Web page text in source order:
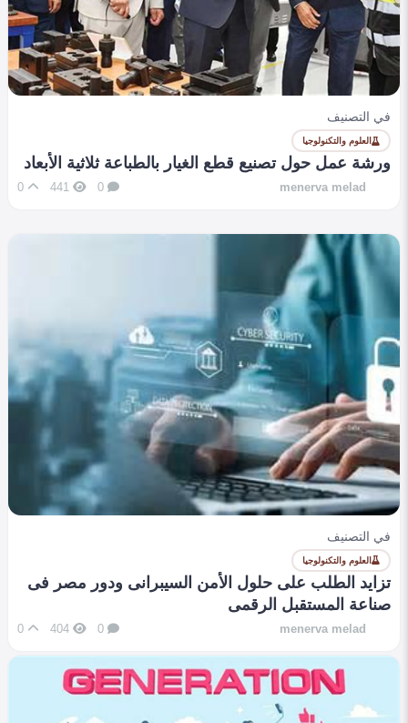
العلوم والتكنولوجيا
تعديل قوانين الإثبات وحماية البيانات لمواكبة التحول
الرقمي
menerva melad
0
522
0
في التصنيف
العلوم والتكنولوجيا
ورشة عمل حول تصنيع قطع الغيار بالطباعة ثلاثية الأبعاد
menerva melad
0
441
في التصنيف
العلوم والتكنولوجيا
تزايد الطلب على حلول الأمن السيبرانى ودور مصر فى
صناعة المستقبل الرقمى
menerva melad
0
404